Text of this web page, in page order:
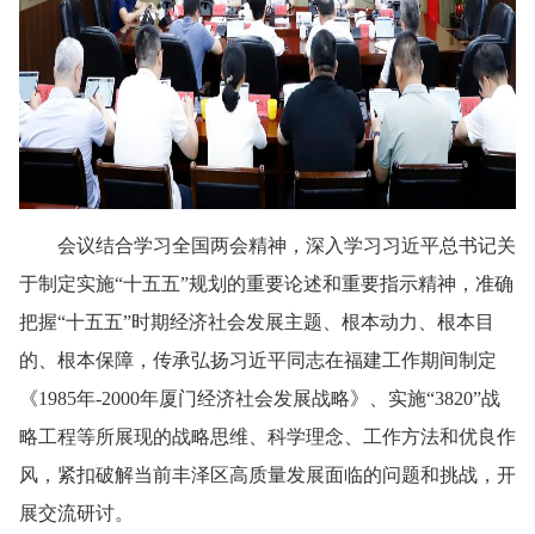
会议结合学习全国两会精神，深入学习习近平总书记关
于制定实施“十五五”规划的重要论述和重要指示精神，准确
把握“十五五”时期经济社会发展主题、根本动力、根本目
的、根本保障，传承弘扬习近平同志在福建工作期间制定
《1985年-2000年厦门经济社会发展战略》、实施“3820”战
略工程等所展现的战略思维、科学理念、工作方法和优良作
风，紧扣破解当前丰泽区高质量发展面临的问题和挑战，开
展交流研讨。